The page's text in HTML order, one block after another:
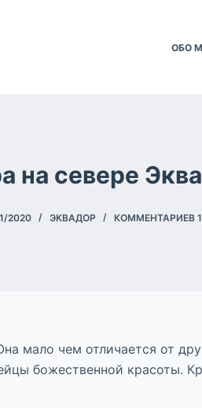
ОБО
на севере
2020 ЭКВАДОР КОММЕНТАРИЕВ
мало чем отличается от
божественной красоты.